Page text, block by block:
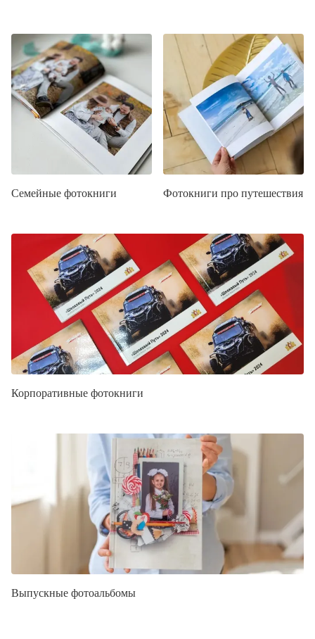
Семейные фотокниги Фотокниги про путешествия
Корпоративные фотокниги
Выпускные фотоальбомы